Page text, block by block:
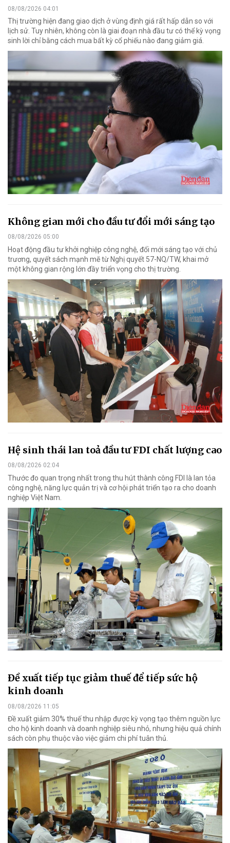
08/08/2026 04:01
Thị trường hiện đang giao dịch ở vùng định giá rất hấp dẫn so với
lịch sử. Tuy nhiên, không còn là giai đoạn nhà đầu tư có thể kỳ vọng
sinh lời chỉ bằng cách mua bất kỳ cổ phiếu nào đang giảm giá.
Không gian mới cho đầu tư đổi mới sáng tạo
08/08/2026 05:00
Hoạt động đầu tư khởi nghiệp công nghệ, đổi mới sáng tạo với chủ
trương, quyết sách mạnh mẽ từ Nghị quyết 57-NQ/TW, khai mở
một không gian rộng lớn đầy triển vọng cho thị trường.
Hệ sinh thái lan toả đầu tư FDI chất lượng cao
08/08/2026 02:04
Thước đo quan trọng nhất trong thu hút thành công FDI là lan tỏa
công nghệ, năng lực quản trị và cơ hội phát triển tạo ra cho doanh
nghiệp Việt Nam.
Đề xuất tiếp tục giảm thuế để tiếp sức hộ
kinh doanh
08/08/2026 11:05
Đề xuất giảm 30% thuế thu nhập được kỳ vọng tạo thêm nguồn lực
cho hộ kinh doanh và doanh nghiệp siêu nhỏ, nhưng hiệu quả chính
sách còn phụ thuộc vào việc giảm chi phí tuân thủ.